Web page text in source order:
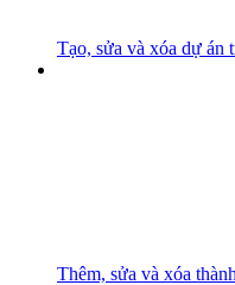
Tạo, sửa và xóa dự án
Thêm, sửa và xóa